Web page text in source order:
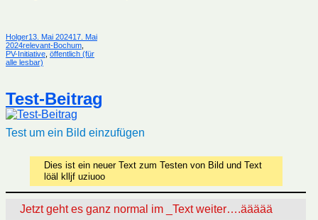
Autor
HolgerVeröffentlicht
am
13. Mai 202417. Mai
2024Kategorien
relevant-Bochum
PV-Initiative öffentlich (für
alle lesbar)
Test-Beitrag
Test um ein Bild einzufügen
Dies ist ein neuer Text zum Testen von Bild und Text
löäl klljf uziuoo
Jetzt geht es ganz normal im _Text weiter….äääää